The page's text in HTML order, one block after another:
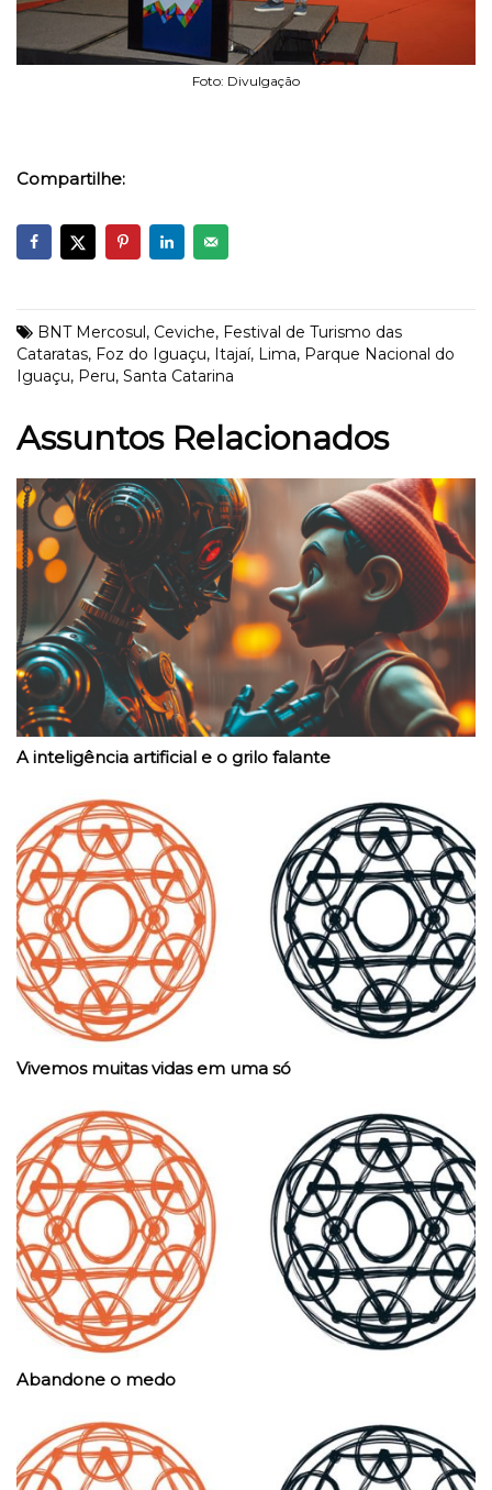
Foto: Divulgação
Compartilhe:
BNT Mercosul, Ceviche, Festival de Turismo das
Cataratas, Foz do Iguaçu, Itajaí, Lima, Parque Nacional do
Iguaçu, Peru, Santa Catarina
Assuntos Relacionados
A inteligência artificial e o grilo falante
Vivemos muitas vidas em uma só
Abandone o medo